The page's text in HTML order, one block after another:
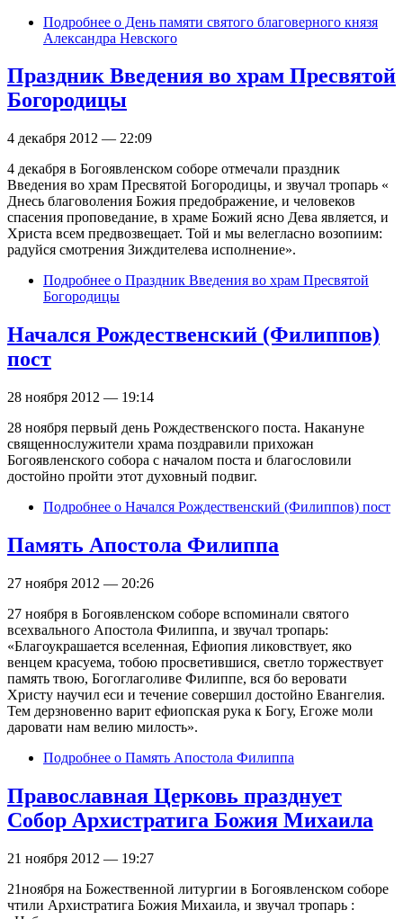
Подробнее о День памяти святого благоверного князя
Александра Невского
Праздник Введения во храм Пресвятой
Богородицы
4 декабря 2012 — 22:09
4 декабря в Богоявленском соборе отмечали праздник
Введения во храм Пресвятой Богородицы, и звучал тропарь «
Днесь благоволения Божия предображение, и человеков
спасения проповедание, в храме Божий ясно Дева является, и
Христа всем предвозвещает. Той и мы велегласно возопиим:
радуйся смотрения Зиждителева исполнение».
Подробнее о Праздник Введения во храм Пресвятой
Богородицы
Начался Рождественский (Филиппов)
пост
28 ноября 2012 — 19:14
28 ноября первый день Рождественского поста. Накануне
священнослужители храма поздравили прихожан
Богоявленского собора с началом поста и благословили
достойно пройти этот духовный подвиг.
Подробнее о Начался Рождественский (Филиппов) пост
Память Апостола Филиппа
27 ноября 2012 — 20:26
27 ноября в Богоявленском соборе вспоминали святого
всехвального Апостола Филиппа, и звучал тропарь:
«Благоукрашается вселенная, Ефиопия ликовствует, яко
венцем красуема, тобою просветившися, светло торжествует
память твою, Богоглаголиве Филиппе, вся бо веровати
Христу научил еси и течение совершил достойно Евангелия.
Тем дерзновенно варит ефиопская рука к Богу, Егоже моли
даровати нам велию милость».
Подробнее о Память Апостола Филиппа
Православная Церковь празднует
Собор Архистратига Божия Михаила
21 ноября 2012 — 19:27
21ноября на Божественной литургии в Богоявленском соборе
чтили Архистратига Божия Михаила, и звучал тропарь :